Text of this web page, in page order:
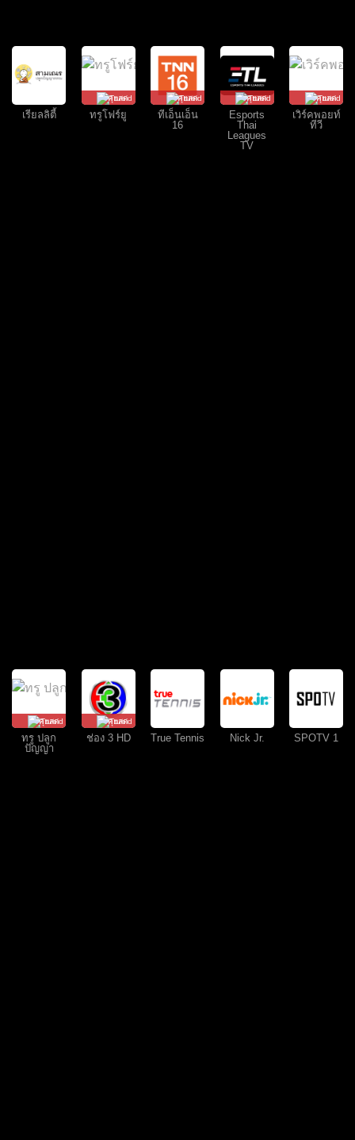
เรียลลิตี้
คุยสด
ทรูโฟร์ยู
คุยสด
ทีเอ็นเอ็น
16
คุยสด
Esports
Thai
Leagues
TV
คุยสด
เวิร์คพอยท์
ทีวี
คุยสด
ทรู ปลูก
ปัญญา
คุยสด
ช่อง 3 HD True Tennis Nick Jr. SPOTV 1